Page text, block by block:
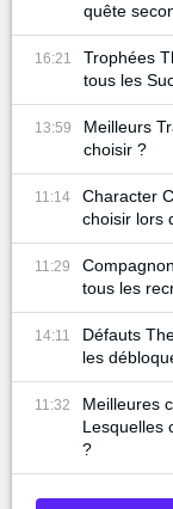
quête
16:21
Trophées
tous les
13:59
Meilleurs
choisir ?
11:14
Character
choisir lors
11:29
tous les
14:11
Défauts
les
11:32
Meilleures
Lesquelles
?